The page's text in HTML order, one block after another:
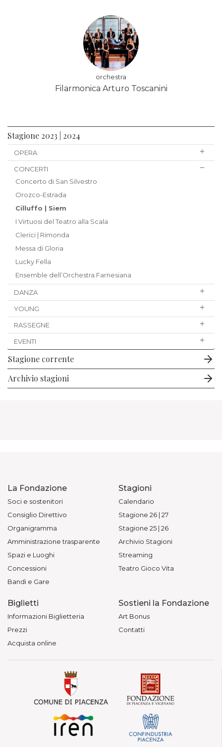
orchestra
Filarmonica Arturo Toscanini
Stagione 2023 | 2024
OPERA
CONCERTI
Concerto di San Silvestro
Orozco-Estrada
Cilluffo | Siem
I Virtuosi del Teatro alla Scala
Clerici | Rimonda
Messa di Gloria
Lucky Fella
Ensemble dell’Orchestra Farnesiana
DANZA
YOUNG
RASSEGNE
EVENTI
Stagione corrente
Archivio stagioni
La Fondazione
Soci e sostenitori
Consiglio Direttivo
Organigramma
Amministrazione trasparente
Spazi e Luoghi
Concessioni
Bandi e Gare
Stagioni
Calendario
Stagione 26 | 27
Stagione 25 | 26
Archivio Stagioni
Streaming
Teatro Gioco Vita
Biglietti
Informazioni Biglietteria
Prezzi
Acquista online
Sostieni la Fondazione
Art Bonus
Contatti